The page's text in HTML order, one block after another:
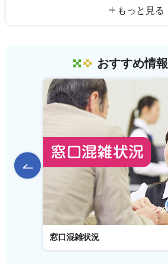
もっと見る
おすすめ情報
前のスライドを表示
窓口混雑状況